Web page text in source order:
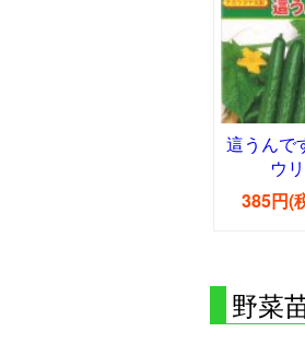
這うんで
ウリ
385円(
野菜